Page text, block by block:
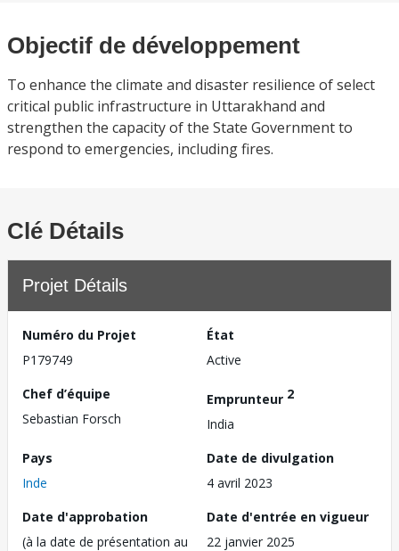
Objectif de développement
To enhance the climate and disaster resilience of select
critical public infrastructure in Uttarakhand and
strengthen the capacity of the State Government to
respond to emergencies, including fires.
Clé Détails
Projet Détails
Numéro du Projet
P179749
État
Active
Chef d’équipe
Sebastian Forsch
Emprunteur 2
India
Pays
Inde
Date de divulgation
4 avril 2023
Date d'approbation
(à la date de présentation au
Date d'entrée en vigueur
22 janvier 2025